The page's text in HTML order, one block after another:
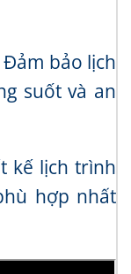
Đảm bảo lịch
suốt và an
kế lịch trình
hợp nhất